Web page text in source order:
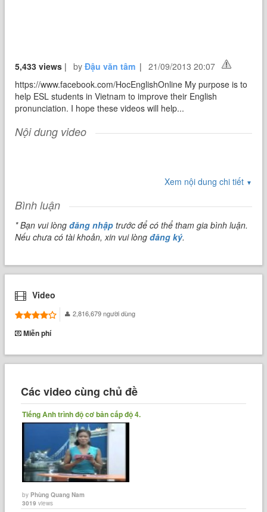
5,433 views | byĐậu văn tâm |
21/09/2013 20:07
https://www.facebook.com/HocEnglishOnline My purpose is to
help ESL students in Vietnam to improve their English
pronunciation. I hope these videos will help...
Nội dung video
Xem nội dung chi tiết ▼
Bình luận
* Bạn vui lòngđăng nhập trước để có thể tham gia bình luận.
Nếu chưa có tài khoản, xin vui lòngđăng ký.
Video
2,816,679 người dùng
Miễn phí
Các video cùng chủ đề
Tiếng Anh trình độ cơ bản cấp độ 4.
byPhùng Quang Nam
3019 views